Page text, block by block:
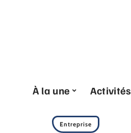
À la une Activités
Entreprise